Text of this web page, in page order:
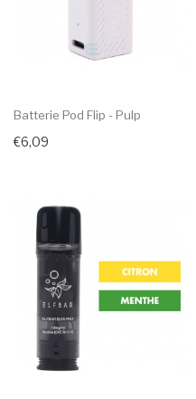
Batterie Pod Flip - Pulp
€6,09